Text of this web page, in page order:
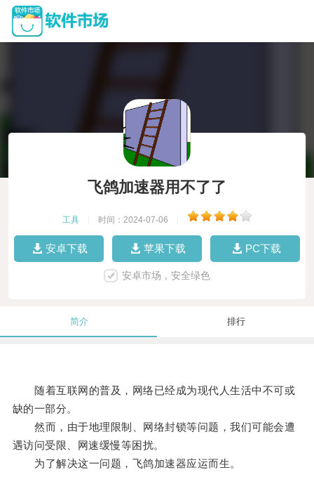
飞鸽加速器用不了了
工具 时间：2024-07-06
安卓下载 苹果下载 PC下载
安卓市场，安全绿色
简介 排行
随着互联网的普及，网络已经成为现代人生活中不可或
缺的一部分。
然而，由于地理限制、网络封锁等问题，我们可能会遭
遇访问受限、网速缓慢等困扰。
为了解决这一问题，飞鸽加速器应运而生。